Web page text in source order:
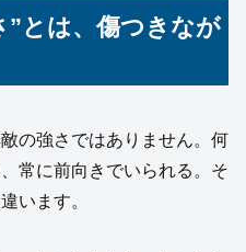
”とは、傷つきなが
の強さではありません。何
常に前向きでいられる。そ
います。